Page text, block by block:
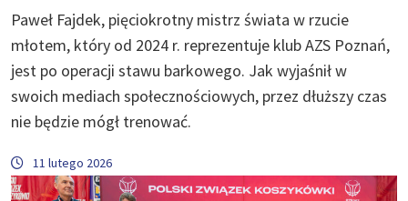
Paweł Fajdek, pięciokrotny mistrz świata w rzucie
młotem, który od 2024 r. reprezentuje klub AZS Poznań,
jest po operacji stawu barkowego. Jak wyjaśnił w
swoich mediach społecznościowych, przez dłuższy czas
nie będzie mógł trenować.
11 lutego 2026